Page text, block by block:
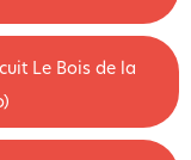
Le Bois de la